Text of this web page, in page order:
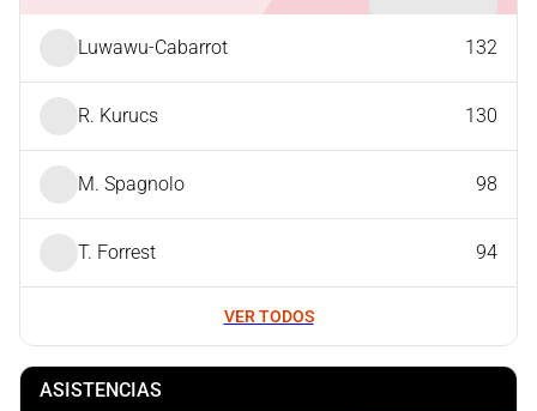
Luwawu-Cabarrot 132
R. Kurucs 130
M. Spagnolo 98
T. Forrest 94
VER TODOS
ASISTENCIAS